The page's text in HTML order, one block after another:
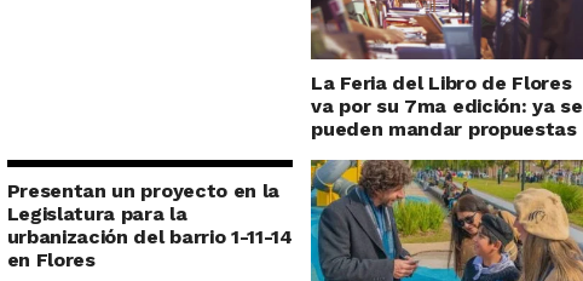
La Feria del Libro de Flores
va por su 7ma edición: ya se
pueden mandar propuestas
Presentan un proyecto en la
Legislatura para la
urbanización del barrio 1-11-14
en Flores